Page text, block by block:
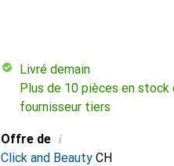
Livré demain
Plus de 10 pièces en stock
fournisseur tiers
Offre de i
Click and Beauty CH